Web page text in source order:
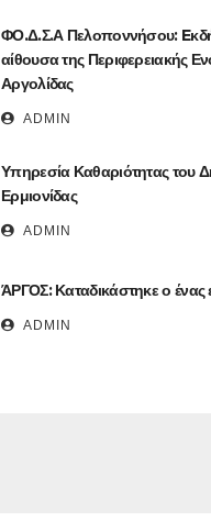
ΦΟ.Δ.Σ.Α Πελοποννήσου:
αίθουσα της Περιφερειακής
Αργολίδας
ADMIN
Υπηρεσία Καθαριότητας του
Ερμιονίδας
ADMIN
ΆΡΓΟΣ: Καταδικάστηκε ο ένας
ADMIN